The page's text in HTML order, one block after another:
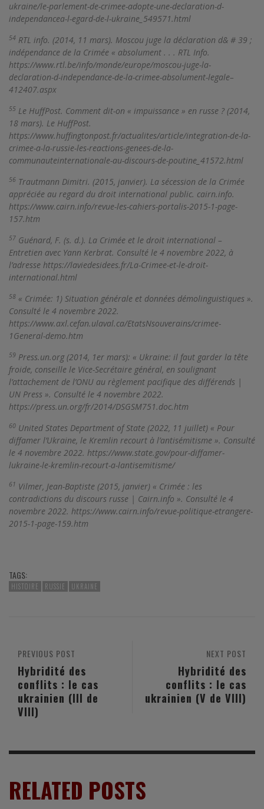
ukraine/le-parlement-de-crimee-adopte-une-declaration-d-
independancea-l-egard-de-l-ukraine_549571.html
54 RTL info. (2014, 11 mars). Moscou juge la déclaration d& # 39 ;
indépendance de la Crimée « absolument . . . RTL Info.
https://www.rtl.be/info/monde/europe/moscou-juge-la-
declaration-d-independance-de-la-crimee-absolument-legale–
412407.aspx
55 Le HuffPost. Comment dit-on « impuissance » en russe ? (2014,
18 mars). Le HuffPost.
https://www.huffingtonpost.fr/actualites/article/integration-de-la-
crimee-a-la-russie-les-reactions-genees-de-la-
communauteinternationale-au-discours-de-poutine_41572.html
56 Trautmann Dimitri. (2015, janvier). La sécession de la Crimée
appréciée au regard du droit international public. cairn.info.
https://www.cairn.info/revue-les-cahiers-portalis-2015-1-page-
157.htm
57 Guénard, F. (s. d.). La Crimée et le droit international –
Entretien avec Yann Kerbrat. Consulté le 4 novembre 2022, à
l’adresse https://laviedesidees.fr/La-Crimee-et-le-droit-
international.html
58 « Crimée: 1) Situation générale et données démolinguistiques ».
Consulté le 4 novembre 2022.
https://www.axl.cefan.ulaval.ca/EtatsNsouverains/crimee-
1General-demo.htm
59 Press.un.org (2014, 1er mars): « Ukraine: il faut garder la tête
froide, conseille le Vice-Secrétaire général, en soulignant
l’attachement de l’ONU au règlement pacifique des différends |
UN Press ». Consulté le 4 novembre 2022.
https://press.un.org/fr/2014/DSGSM751.doc.htm
60 United States Department of State (2022, 11 juillet) « Pour
diffamer l’Ukraine, le Kremlin recourt à l’antisémitisme ». Consulté
le 4 novembre 2022. https://www.state.gov/pour-diffamer-
lukraine-le-kremlin-recourt-a-lantisemitisme/
61 Vilmer, Jean-Baptiste (2015, janvier) « Crimée : les
contradictions du discours russe | Cairn.info ». Consulté le 4
novembre 2022. https://www.cairn.info/revue-politique-etrangere-
2015-1-page-159.htm
TAGS:
HISTOIRE RUSSIE UKRAINE
NEXT POST
Hybridité des
conflits : le cas
ukrainien (V de VIII)
PREVIOUS POST
Hybridité des
conflits : le cas
ukrainien (III de
VIII)
RELATED POSTS